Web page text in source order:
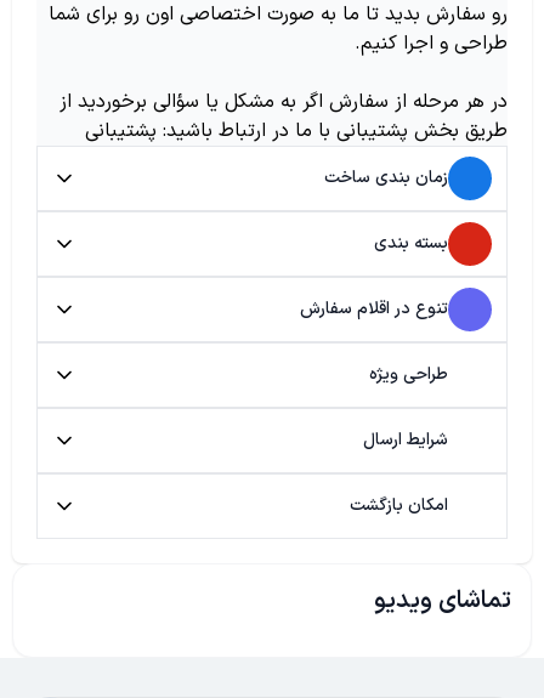
رو سفارش بدید تا ما به صورت اختصاصی اون رو برای شما
طراحی و اجرا کنیم.
در هر مرحله از سفارش اگر به مشکل یا سؤالی برخوردید از
طریق بخش پشتیبانی با ما در ارتباط باشید: پشتیبانی
زمان بندی ساخت
بسته بندی
تنوع در اقلام سفارش
طراحی ویژه
شرایط ارسال
امکان بازگشت
تماشای ویدیو